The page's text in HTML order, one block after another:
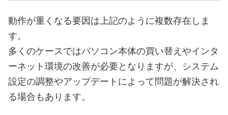
動作が重くなる要因は上記のように複数存在しま
す。
多くのケースではパソコン本体の買い替えやインタ
ーネット環境の改善が必要となりますが、システム
設定の調整やアップデートによって問題が解決され
る場合もあります。